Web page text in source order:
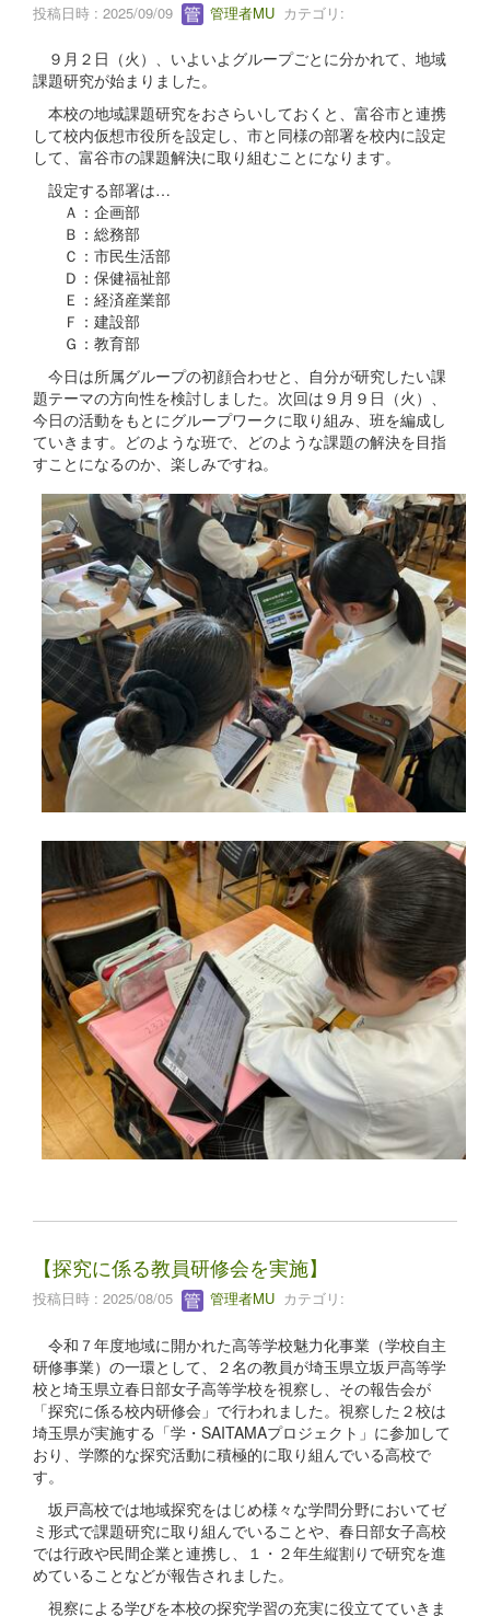
投稿日時 : 2025/09/09 管理者MU カテゴリ:
９月２日（火）、いよいよグループごとに分かれて、地域
課題研究が始まりました。
本校の地域課題研究をおさらいしておくと、富谷市と連携
して校内仮想市役所を設定し、市と同様の部署を校内に設定
して、富谷市の課題解決に取り組むことになります。
設定する部署は…
Ａ：企画部
Ｂ：総務部
Ｃ：市民生活部
Ｄ：保健福祉部
Ｅ：経済産業部
Ｆ：建設部
Ｇ：教育部
今日は所属グループの初顔合わせと、自分が研究したい課
題テーマの方向性を検討しました。次回は９月９日（火）、
今日の活動をもとにグループワークに取り組み、班を編成し
ていきます。どのような班で、どのような課題の解決を目指
すことになるのか、楽しみですね。
【探究に係る教員研修会を実施】
投稿日時 : 2025/08/05 管理者MU カテゴリ:
令和７年度地域に開かれた高等学校魅力化事業（学校自主
研修事業）の一環として、２名の教員が埼玉県立坂戸高等学
校と埼玉県立春日部女子高等学校を視察し、その報告会が
「探究に係る校内研修会」で行われました。視察した２校は
埼玉県が実施する「学・SAITAMAプロジェクト」に参加して
おり、学際的な探究活動に積極的に取り組んでいる高校で
す。
坂戸高校では地域探究をはじめ様々な学問分野においてゼ
ミ形式で課題研究に取り組んでいることや、春日部女子高校
では行政や民間企業と連携し、１・２年生縦割りで研究を進
めていることなどが報告されました。
視察による学びを本校の探究学習の充実に役立てていきま